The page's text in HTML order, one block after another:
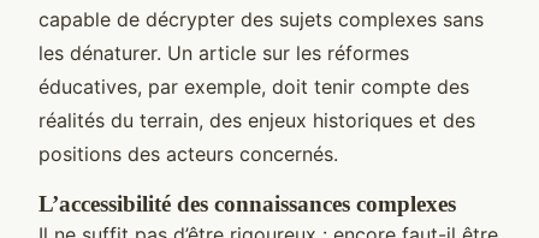
capable de décrypter des sujets complexes sans
les dénaturer. Un article sur les réformes
éducatives, par exemple, doit tenir compte des
réalités du terrain, des enjeux historiques et des
positions des acteurs concernés.
L’accessibilité des connaissances complexes